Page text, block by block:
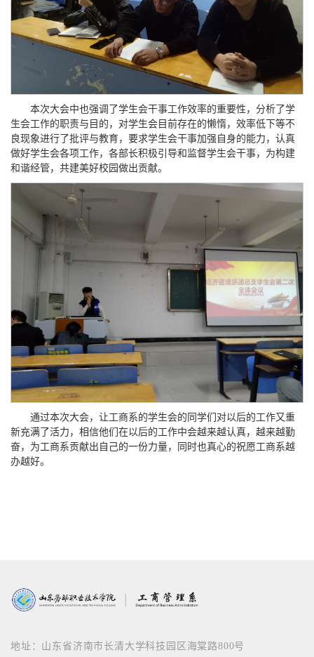
本次大会中也强调了学生会干事工作效率的重要性，分析了学
生会工作的职责与目的，对学生会目前存在的懒惰，效率低下等不
良现象进行了批评与教育，要求学生会干事加强自身的能力，认真
做好学生会各项工作，各部长积极引导和监督学生会干事，为构建
和谐经管，共建美好校园做出贡献。
通过本次大会，让工商系的学生会的同学们对以后的工作又重
新充满了活力，相信他们在以后的工作中会越来越认真，越来越勤
奋，为工商系贡献出自己的一份力量，同时也真心的祝愿工商系越
办越好。
地址：山东省济南市长清大学科技园区海棠路800号